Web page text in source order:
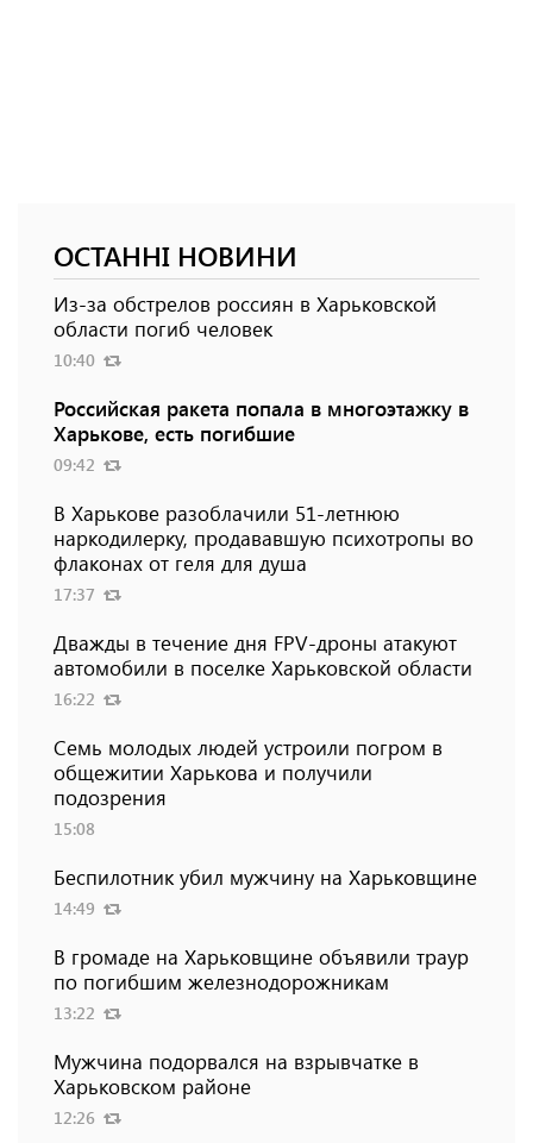
ОСТАННІ НОВИНИ
Из-за обстрелов россиян в Харьковской
области погиб человек
10:40
Российская ракета попала в многоэтажку в
Харькове, есть погибшие
09:42
В Харькове разоблачили 51-летнюю
наркодилерку, продававшую психотропы во
флаконах от геля для душа
17:37
Дважды в течение дня FPV-дроны атакуют
автомобили в поселке Харьковской области
16:22
Семь молодых людей устроили погром в
общежитии Харькова и получили
подозрения
15:08
Беспилотник убил мужчину на Харьковщине
14:49
В громаде на Харьковщине объявили траур
по погибшим железнодорожникам
13:22
Мужчина подорвался на взрывчатке в
Харьковском районе
12:26